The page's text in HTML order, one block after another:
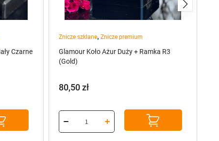
Czarne
Znicze szklane, Znicze premium
Glamour Koło Ażur Duży + Ramka R3
(Gold)
80,50zł